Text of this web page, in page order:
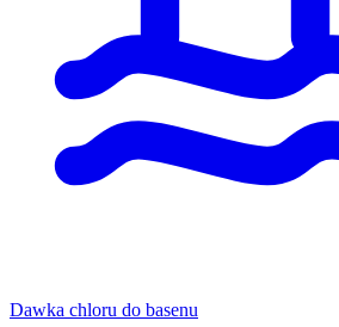
Dawka chloru do basenu